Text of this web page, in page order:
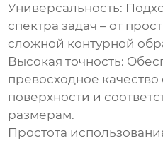
Универсальность:
спектра задач – от
сложной контурной
Высокая точность:
превосходное качество
поверхности и
размерам.
Простота